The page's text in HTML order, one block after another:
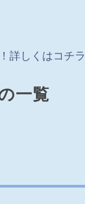
詳しくはコチラ
一覧